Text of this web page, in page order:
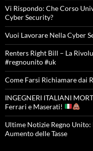
Vi Rispondo: Che Corso
Cyber Security?
Vuoi Lavorare Nella Cyber
Renters Right Bill – La
#regnounito #uk
Come Farsi Richiamare dai
INGEGNERI ITALIANI
Ferrari e Maserati!
Ultime Notizie Regno
Aumento delle Tasse